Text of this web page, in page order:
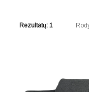
Rezultatų: 1